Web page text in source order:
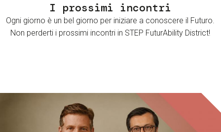
I prossimi incontri
Ogni giorno è un bel giorno per iniziare a conoscere il Futuro.
Non perderti i prossimi incontri in STEP FuturAbility District!